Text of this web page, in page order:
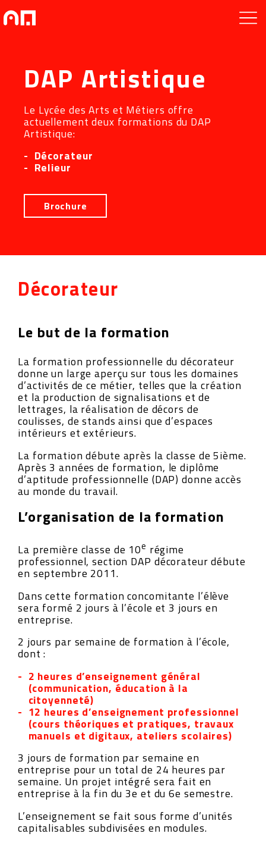
DAP Artistique
Le Lycée des Arts et Métiers offre
actuellement deux formations du DAP
Artistique:
Décorateur
Relieur
Brochure
Décorateur
Le but de la formation
La formation professionnelle du décorateur
donne un large aperçu sur tous les domaines
d’activités de ce métier, telles que la création
et la production de signalisations et de
lettrages, la réalisation de décors de
coulisses, de stands ainsi que d’espaces
intérieurs et extérieurs.
La formation débute après la classe de 5ième.
Après 3 années de formation, le diplôme
d’aptitude professionnelle (DAP) donne accès
au monde du travail.
L’organisation de la formation
La première classe de 10e régime
professionnel, section DAP décorateur débute
en septembre 2011.
Dans cette formation concomitante l’élève
sera formé 2 jours à l’école et 3 jours en
entreprise.
2 jours par semaine de formation à l’école,
dont :
2 heures d’enseignement général
(communication, éducation à la
citoyenneté)
12 heures d’enseignement professionnel
(cours théoriques et pratiques, travaux
manuels et digitaux, ateliers scolaires)
3 jours de formation par semaine en
entreprise pour un total de 24 heures par
semaine. Un projet intégré sera fait en
entreprise à la fin du 3e et du 6e semestre.
L’enseignement se fait sous forme d’unités
capitalisables subdivisées en modules.